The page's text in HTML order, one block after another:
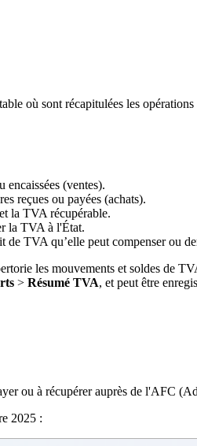
où sont récapitulées les opérations
(ventes).
reçues ou payées (achats).
la TVA récupérable.
la TVA à l'État.
TVA qu’elle peut compenser ou
les mouvements et soldes de
> Résumé TVA, et peut être
ou à récupérer auprès de l'AFC
2025 :